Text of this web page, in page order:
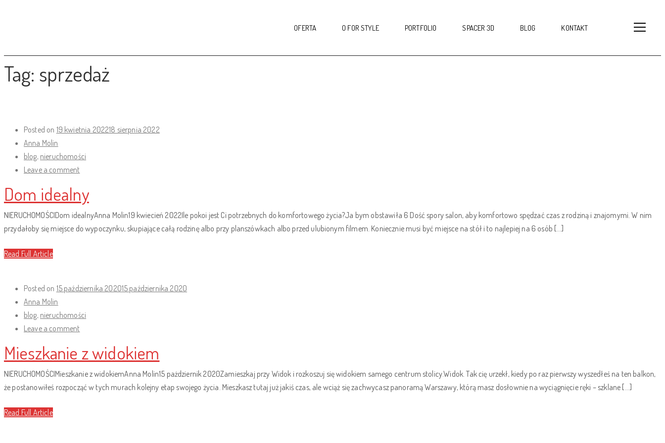
OFERTA O FOR STYLE PORTFOLIO SPACER 3D BLOG KONTAKT
Tag: sprzedaż
Posted on 19 kwietnia 202218 sierpnia 2022
Anna Molin
blog, nieruchomości
Leave a comment
Dom idealny
NIERUCHOMOŚCIDom idealnyAnna Molin19 kwiecień 2022Ile pokoi jest Ci potrzebnych do komfortowego życia?Ja bym obstawiła 6 Dość spory salon, aby komfortowo spędzać czas z rodziną i znajomymi. W nim
przydałoby się miejsce do wypoczynku, skupiające całą rodzinę albo przy planszówkach albo przed ulubionym filmem. Koniecznie musi być miejsce na stół i to najlepiej na 6 osób […]
Read Full Article
Posted on 15 października 202015 października 2020
Anna Molin
blog, nieruchomości
Leave a comment
Mieszkanie z widokiem
NIERUCHOMOŚCIMieszkanie z widokiemAnna Molin15 pażdziernik 2020Zamieszkaj przy Widok i rozkoszuj się widokiem samego centrum stolicy.Widok. Tak cię urzekł, kiedy po raz pierwszy wyszedłeś na ten balkon,
że postanowiłeś rozpocząć w tych murach kolejny etap swojego życia. Mieszkasz tutaj już jakiś czas, ale wciąż się zachwycasz panoramą Warszawy, którą masz dosłownie na wyciągnięcie ręki – szklane […]
Read Full Article